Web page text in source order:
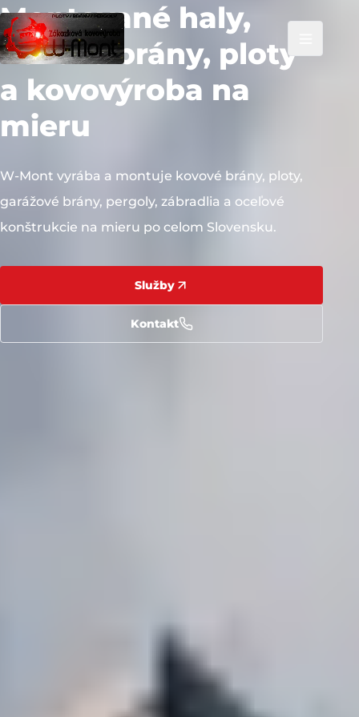
Montované haly,
kovové brány, ploty
a kovovýroba na
mieru
W-Mont vyrába a montuje kovové brány, ploty,
garážové brány, pergoly, zábradlia a oceľové
konštrukcie na mieru po celom Slovensku.
Služby
Kontakt